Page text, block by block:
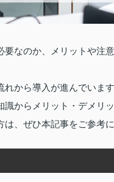
なのか、メリットや注
から導入が進んでいま
からメリット・デメリ
、ぜひ本記事をご参考